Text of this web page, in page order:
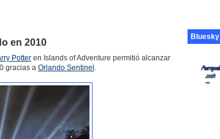
en 2010
Potteren Islands of Adventure permitió alcanzar
gracias a Orlando Sentinel .
Bluesky